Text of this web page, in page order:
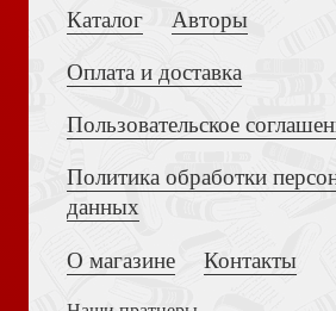
Индексы для Библии с прорезкой.
Толкование на Апокалипсис
Каталог
Авторы
Оплата и доставка
Пользовательское
Политика обработки
данных
О магазине
Контакты